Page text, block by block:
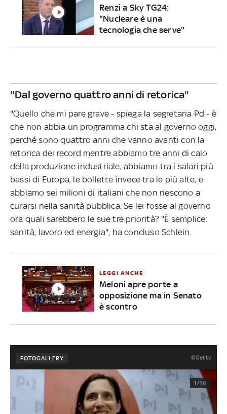
Renzi a Sky TG24:
"Nucleare è una
tecnologia che serve"
"Dal governo quattro anni di retorica"
"Quello che mi pare grave - spiega la segretaria Pd - è
che non abbia un programma chi sta al governo oggi,
perché sono quattro anni che vanno avanti con la
retorica dei record mentre abbiamo tre anni di calo
della produzione industriale, abbiamo tra i salari più
bassi di Europa, le bollette invece tra le più alte, e
abbiamo sei milioni di italiani che non riescono a
curarsi nella sanità pubblica. Se lei fosse al governo
ora quali sarebbero le sue tre priorità? "È semplice:
sanità, lavoro ed energia", ha concluso Schlein.
LEGGI ANCHE
Meloni apre porte a
opposizione ma in Senato
è scontro
FOTOGALLERY ©Getty
1/10